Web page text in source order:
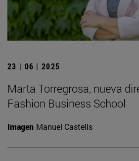
23 | 06 | 2025
Marta Torregrosa, nueva
Fashion Business School
Imagen Manuel Castells